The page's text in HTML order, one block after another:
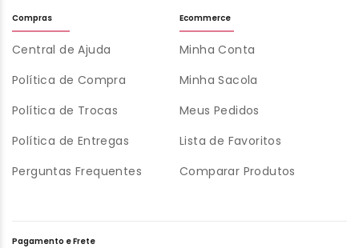
Compras
Central de Ajuda
Política de Compra
Política de Trocas
Política de Entregas
Perguntas Frequentes
Ecommerce
Minha Conta
Minha Sacola
Meus Pedidos
Lista de Favoritos
Comparar Produtos
Pagamento e Frete